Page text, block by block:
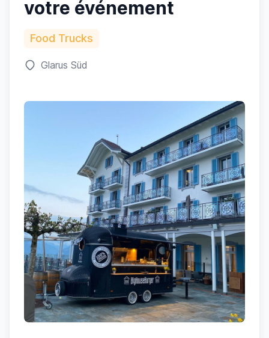
votre événement
Food Trucks
Glarus Süd